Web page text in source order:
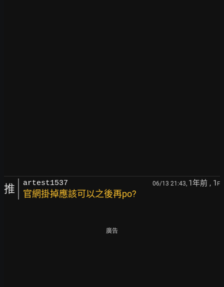
推 artest1537 06/13 21:43, 1年前 , 1 F
官網掛掉應該可以之後再po?
廣告